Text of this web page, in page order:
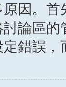
因。
論區
錯誤